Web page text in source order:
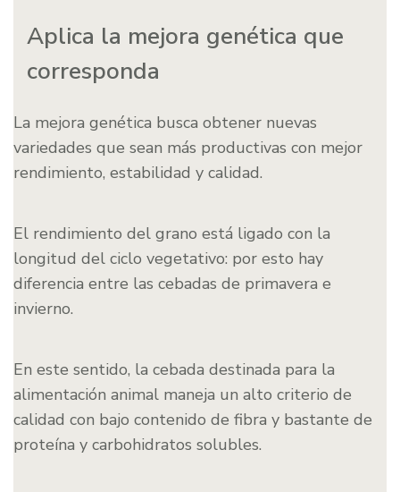
Aplica la mejora genética que
corresponda
La mejora genética busca obtener nuevas
variedades que sean más productivas con mejor
rendimiento, estabilidad y calidad.
El rendimiento del grano está ligado con la
longitud del ciclo vegetativo: por esto hay
diferencia entre las cebadas de primavera e
invierno.
En este sentido, la cebada destinada para la
alimentación animal maneja un alto criterio de
calidad con bajo contenido de fibra y bastante de
proteína y carbohidratos solubles.